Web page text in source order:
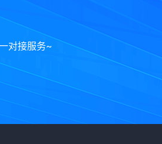
对接服务~